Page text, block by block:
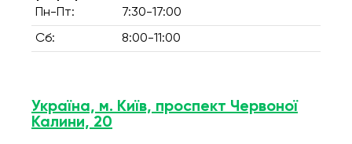
Пн-Пт:
7:30-17:00
Сб: 8:00-11:00
Україна, м. Київ, проспект Червоної
Калини, 20